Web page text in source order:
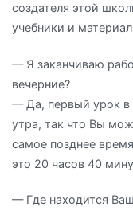
создателя этой
учебники и
— Я заканчиваю
вечерние?
— Да, первый урок в
утра, так что Вы
самое позднее
это 20 часов 40
— Где находится